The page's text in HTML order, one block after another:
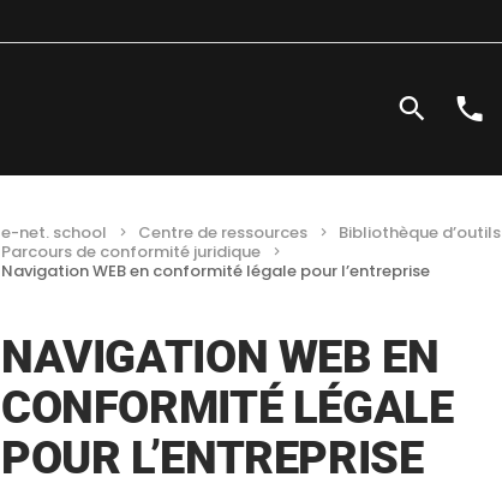
e-net. school Centre de ressources
Bibliothèque d’outils
Parcours de conformité juridique
Navigation WEB en conformité légale pour l’entreprise
NAVIGATION WEB EN
CONFORMITÉ LÉGALE
POUR L’ENTREPRISE